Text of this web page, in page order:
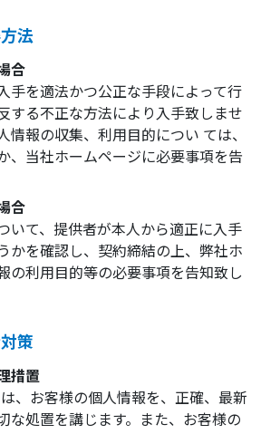
法
合
手を適法かつ公正な手段によって行
する不正な方法により入手致しませ
情報の収集、利用目的につい ては、
、当社ホームページに必要事項を告
合
いて、提供者が本人から適正に入手
かを確認し、契約締結の上、弊社ホ
の利用目的等の必要事項を告知致し
策
措置
、お客様の個人情報を、正確、最新
な処置を講じます。また、お客様の